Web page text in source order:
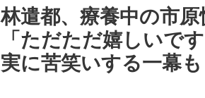
林遣都、療養中の市
「ただただ嬉しい
実に苦笑いする一幕も